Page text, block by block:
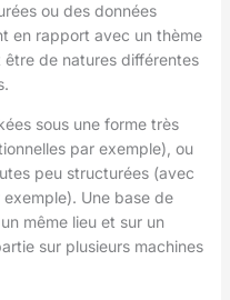
ou des données
en rapport avec un thème
de natures différentes
sous une forme très
par exemple), ou
peu structurées (avec
Une base de
même lieu et sur un
sur plusieurs machines